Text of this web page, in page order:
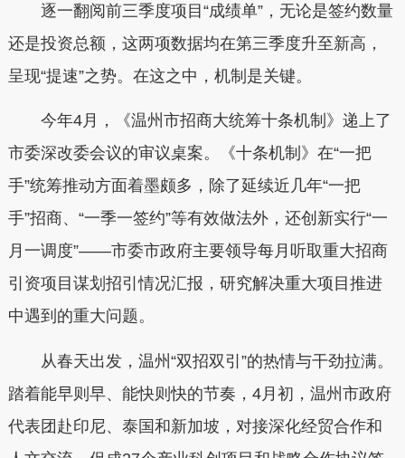
逐一翻阅前三季度项目“成绩单”，无论是签约数量
还是投资总额，这两项数据均在第三季度升至新高，
呈现“提速”之势。在这之中，机制是关键。
今年4月，《温州市招商大统筹十条机制》递上了
市委深改委会议的审议桌案。《十条机制》在“一把
手”统筹推动方面着墨颇多，除了延续近几年“一把
手”招商、“一季一签约”等有效做法外，还创新实行“一
月一调度”——市委市政府主要领导每月听取重大招商
引资项目谋划招引情况汇报，研究解决重大项目推进
中遇到的重大问题。
从春天出发，温州“双招双引”的热情与干劲拉满。
踏着能早则早、能快则快的节奏，4月初，温州市政府
代表团赴印尼、泰国和新加坡，对接深化经贸合作和